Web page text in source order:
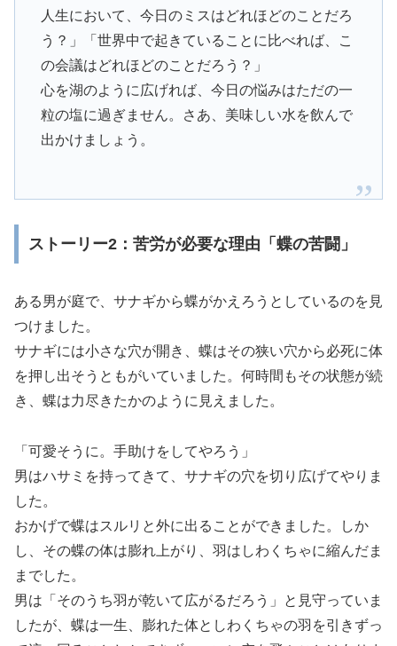
人生において、今日のミスはどれほどのことだろ
う？」「世界中で起きていることに比べれば、こ
の会議はどれほどのことだろう？」
心を湖のように広げれば、今日の悩みはただの一
粒の塩に過ぎません。さあ、美味しい水を飲んで
出かけましょう。
ストーリー2：苦労が必要な理由「蝶の苦闘」
ある男が庭で、サナギから蝶がかえろうとしているのを見
つけました。
サナギには小さな穴が開き、蝶はその狭い穴から必死に体
を押し出そうともがいていました。何時間もその状態が続
き、蝶は力尽きたかのように見えました。
「可愛そうに。手助けをしてやろう」
男はハサミを持ってきて、サナギの穴を切り広げてやりま
した。
おかげで蝶はスルリと外に出ることができました。しか
し、その蝶の体は膨れ上がり、羽はしわくちゃに縮んだま
までした。
男は「そのうち羽が乾いて広がるだろう」と見守っていま
したが、蝶は一生、膨れた体としわくちゃの羽を引きずっ